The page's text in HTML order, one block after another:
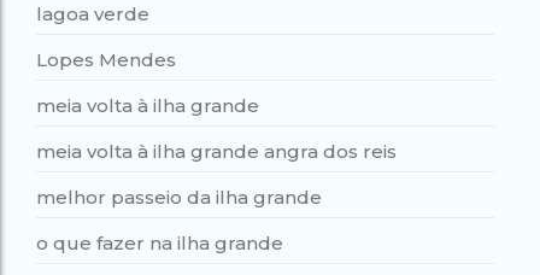
lagoa verde
Lopes Mendes
meia volta à ilha grande
meia volta à ilha grande angra dos reis
melhor passeio da ilha grande
o que fazer na ilha grande